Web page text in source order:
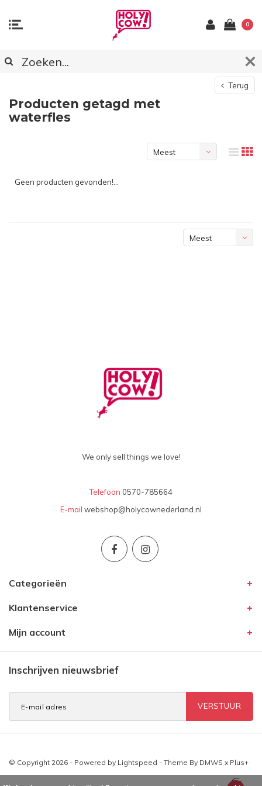
0
Terug
Producten getagd met
waterfles
Meest
Geen producten gevonden!...
Meest
We only sell things we love!
Telefoon 0570-785664
E-mail webshop@holycownederland.nl
Categorieën
Klantenservice
Mijn account
Inschrijven nieuwsbrief
VERSTUUR
© Copyright 2026 - Powered by Lightspeed - Theme By DMWS x Plus+